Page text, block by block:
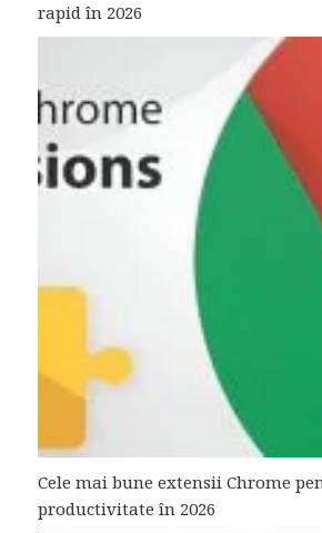
rapid în 2026
Cele mai bune extensii Chrome
productivitate în 2026